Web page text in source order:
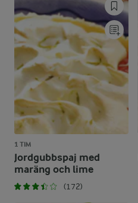
1 TIM
Jordgubbspaj med
maräng och lime
(172)